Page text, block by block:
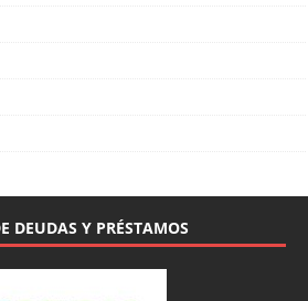
DEUDAS Y PRÉSTAMOS